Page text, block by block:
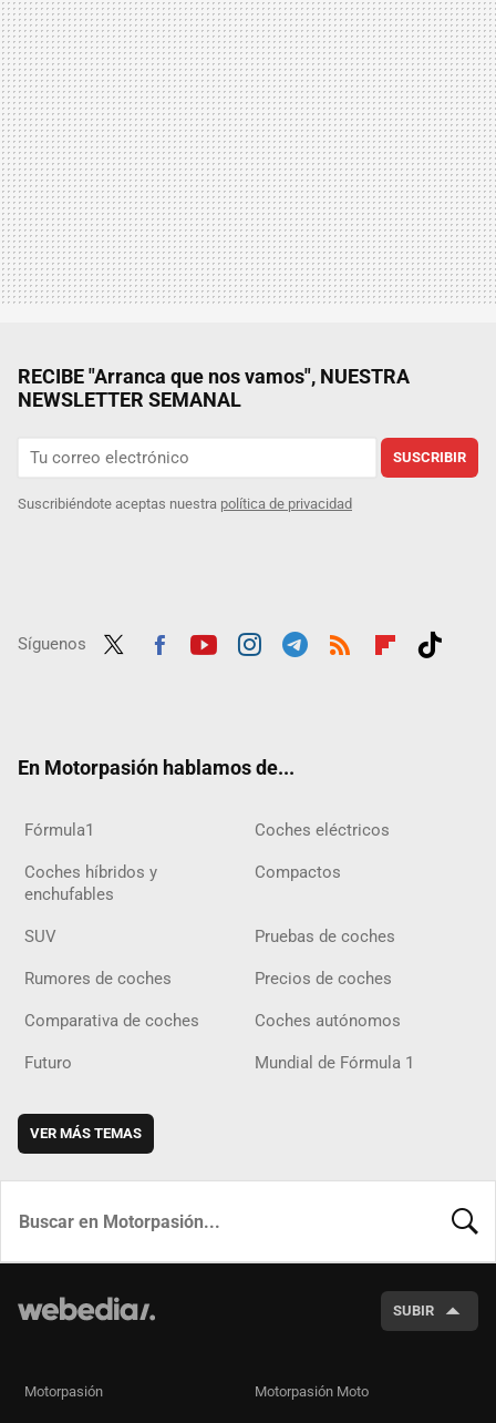
RECIBE "Arranca que nos vamos", NUESTRA
NEWSLETTER SEMANAL
SUSCRIBIR
Suscribiéndote aceptas nuestra política de privacidad
Síguenos
En Motorpasión hablamos de...
Fórmula1 Coches eléctricos
Coches híbridos y
enchufables
Compactos
SUV Pruebas de coches
Rumores de coches Precios de coches
Comparativa de coches Coches autónomos
Futuro Mundial de Fórmula 1
VER MÁS TEMAS
SUBIR
Motorpasión Motorpasión Moto